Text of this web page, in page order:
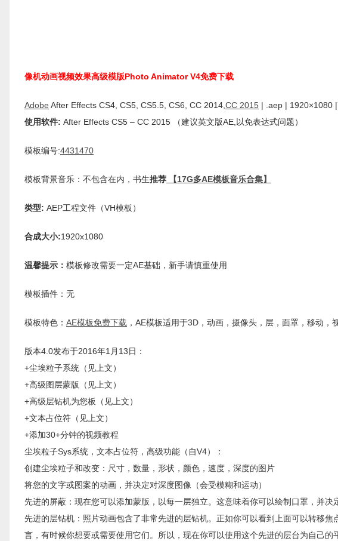
像机动画视频效果高级模版Photo Animator V4免费下载
Adobe After Effects CS4, CS5, CS5.5, CS6, CC 2014, CC 2015 | .aep | 1920×1080
使用软件: After Effects CS5 – CC 2015 （建议英文版AE,以免表达式问题）
模板编号:4431470
模板背景音乐：不包含在内，书生推荐 【17G多AE模板音乐合集】
类型: AEP工程文件（VH模板）
合成大小:1920x1080
温馨提示： 模板修改需要一定AE基础，新手请慎重使用
模板插件：无
模板特色： AE模板免费下载 ，AE模板适用于3D，动画，摄像头，层，面罩，移动
版本4.0发布于2016年1月13日：
+尘埃粒子系统（见上文）
+高级图层蒙版（见上文）
+高级层钻机为您板（见上文）
+文本占位符（见上文）
+添加30+分钟的视频教程
尘埃粒子Sys系统，文本占位符，高级功能（自V4）：
创建尘埃粒子和改变：尺寸，数量，形状，颜色，速度，深度的图片
将您的文字或图案的动画，并决定对深度图像（会受模糊和运动）
先进的屏蔽：现在您可以添加蒙版，以每一层独立。这意味着你可以绘制口罩，并决
先进的层钻机：照片动画包含了非常先进的层钻机。正如你可以看到上面可以转移
言，有时候你想要或需要使用它们。所以，现在你可以使用这个先进的层台为自己的